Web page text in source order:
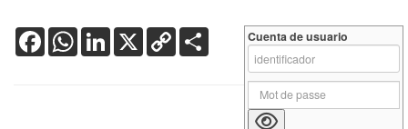
FacebookWhatsApp
LinkedIn
X Copy
Link
Cuenta de usuario